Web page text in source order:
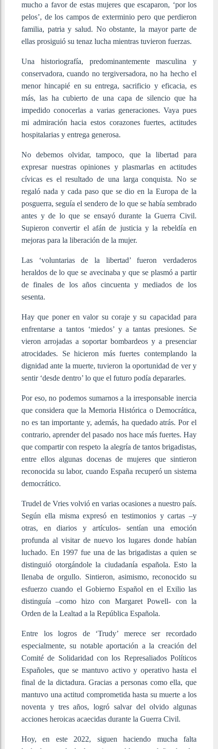
mucho a favor de estas mujeres que escaparon, ‘por los
pelos’, de los campos de exterminio pero que perdieron
familia, patria y salud. No obstante, la mayor parte de
ellas prosiguió su tenaz lucha mientras tuvieron fuerzas.
Una historiografía, predominantemente masculina y
conservadora, cuando no tergiversadora, no ha hecho el
menor hincapié en su entrega, sacrificio y eficacia, es
más, las ha cubierto de una capa de silencio que ha
impedido conocerlas a varias generaciones. Vaya pues
mi admiración hacia estos corazones fuertes, actitudes
hospitalarias y entrega generosa.
No debemos olvidar, tampoco, que la libertad para
expresar nuestras opiniones y plasmarlas en actitudes
cívicas es el resultado de una larga conquista. No se
regaló nada y cada paso que se dio en la Europa de la
posguerra, seguía el sendero de lo que se había sembrado
antes y de lo que se ensayó durante la Guerra Civil.
Supieron convertir el afán de justicia y la rebeldía en
mejoras para la liberación de la mujer.
Las ‘voluntarias de la libertad’ fueron verdaderos
heraldos de lo que se avecinaba y que se plasmó a partir
de finales de los años cincuenta y mediados de los
sesenta.
Hay que poner en valor su coraje y su capacidad para
enfrentarse a tantos ‘miedos’ y a tantas presiones. Se
vieron arrojadas a soportar bombardeos y a presenciar
atrocidades. Se hicieron más fuertes contemplando la
dignidad ante la muerte, tuvieron la oportunidad de ver y
sentir ‘desde dentro’ lo que el futuro podía depararles.
Por eso, no podemos sumarnos a la irresponsable inercia
que considera que la Memoria Histórica o Democrática,
no es tan importante y, además, ha quedado atrás. Por el
contrario, aprender del pasado nos hace más fuertes. Hay
que compartir con respeto la alegría de tantos brigadistas,
entre ellos algunas docenas de mujeres que sintieron
reconocida su labor, cuando España recuperó un sistema
democrático.
Trudel de Vries volvió en varias ocasiones a nuestro país.
Según ella misma expresó en testimonios y cartas –y
otras, en diarios y artículos- sentían una emoción
profunda al visitar de nuevo los lugares donde habían
luchado. En 1997 fue una de las brigadistas a quien se
distinguió otorgándole la ciudadanía española. Esto la
llenaba de orgullo. Sintieron, asimismo, reconocido su
esfuerzo cuando el Gobierno Español en el Exilio las
distinguía –como hizo con Margaret Powell- con la
Orden de la Lealtad a la República Española.
Entre los logros de ‘Trudy’ merece ser recordado
especialmente, su notable aportación a la creación del
Comité de Solidaridad con los Represaliados Políticos
Españoles, que se mantuvo activo y operativo hasta el
final de la dictadura. Gracias a personas como ella, que
mantuvo una actitud comprometida hasta su muerte a los
noventa y tres años, logró salvar del olvido algunas
acciones heroicas acaecidas durante la Guerra Civil.
Hoy, en este 2022, siguen haciendo mucha falta